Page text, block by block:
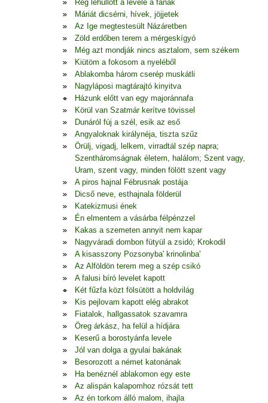
Rég lehullott a levele a fának
Máriát dicsérni, hívek, jöjjetek
Az Ige megtestesült Názáretben
Zöld erdőben terem a mérgeskígyó
Még azt mondják nincs asztalom, sem székem
Kiütöm a fokosom a nyeléből
Ablakomba három cserép muskátli
Nagyláposi magtárajtó kinyitva
Házunk előtt van egy majoránnafa
Körül van Szatmár kerítve tövissel
Dunáról fúj a szél, esik az eső
Angyaloknak királynéja, tiszta szűz
Örülj, vigadj, lelkem, virradtál szép napra;
Szentháromságnak életem, halálom; Szent vagy,
Uram, szent vagy, minden fölött szent vagy
A piros hajnal Fébrusnak postája
Dicső neve, esthajnala földerül
Katekizmusi ének
Én elmentem a vásárba félpénzzel
Kakas a szemeten annyit nem kapar
Nagyváradi dombon fütyül a zsidó; Krokodil
A kisasszony Pozsonyba' krinolinba'
Az Alföldön terem meg a szép csikó
A falusi bíró levelet kapott
Két fűzfa közt fölsütött a holdvilág
Kis pejlovam kapott elég abrakot
Fiatalok, hallgassatok szavamra
Öreg árkász, ha felül a hídjára
Keserű a borostyánfa levele
Jól van dolga a gyulai bakának
Besorozott a német katonának
Ha benéznél ablakomon egy este
Az alispán kalapomhoz rózsát tett
Az én torkom álló malom, ihajla